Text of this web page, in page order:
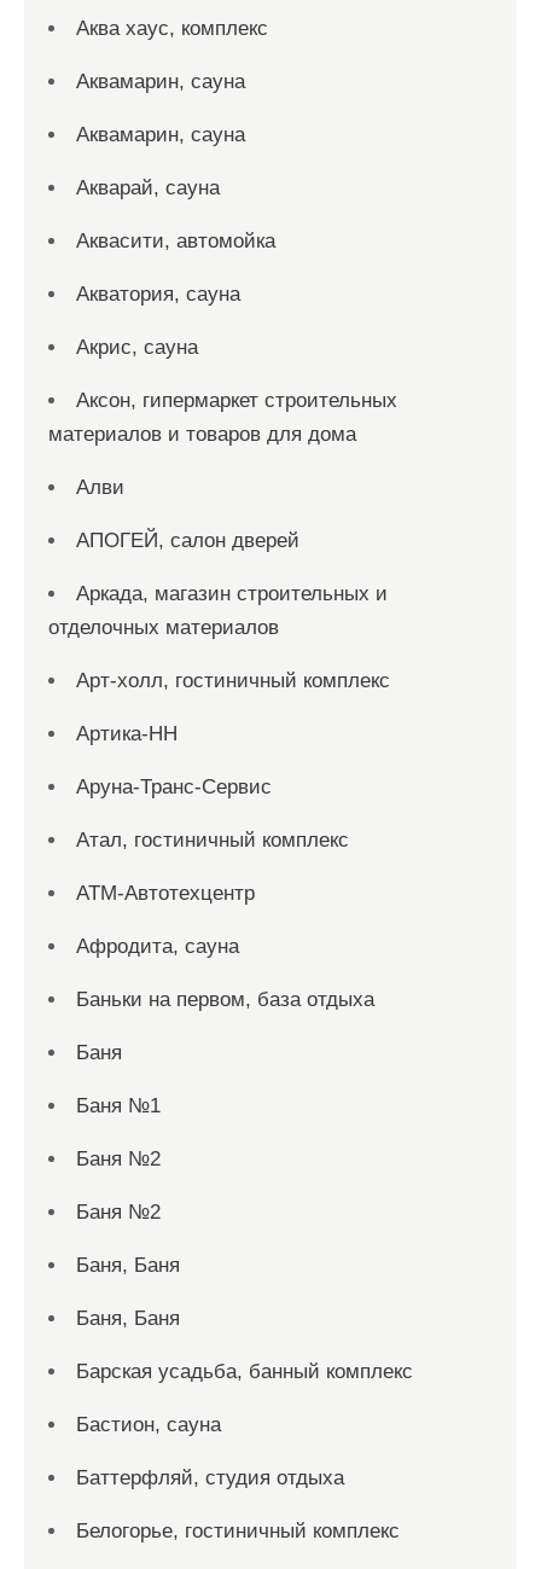
Аква хаус, комплекс
Аквамарин, сауна
Аквамарин, сауна
Акварай, сауна
Аквасити, автомойка
Акватория, сауна
Акрис, сауна
Аксон, гипермаркет строительных
материалов и товаров для дома
Алви
АПОГЕЙ, салон дверей
Аркада, магазин строительных и
отделочных материалов
Арт-холл, гостиничный комплекс
Артика-НН
Аруна-Транс-Сервис
Атал, гостиничный комплекс
АТМ-Автотехцентр
Афродита, сауна
Баньки на первом, база отдыха
Баня
Баня №1
Баня №2
Баня №2
Баня, Баня
Баня, Баня
Барская усадьба, банный комплекс
Бастион, сауна
Баттерфляй, студия отдыха
Белогорье, гостиничный комплекс